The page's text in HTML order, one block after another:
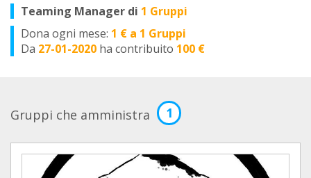
Teaming Manager di 1 Gruppi
Dona ogni mese: 1 € a 1 Gruppi
Da 27-01-2020 ha contribuito 100 €
Gruppi che amministra 1